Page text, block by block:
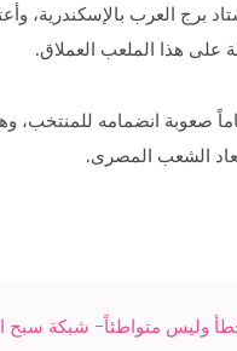
برج العرب بالإسكندرية،
هذا الملعب العملاق.
صعوبة انضمامه
وليس متواطئاً- شبكة سبح